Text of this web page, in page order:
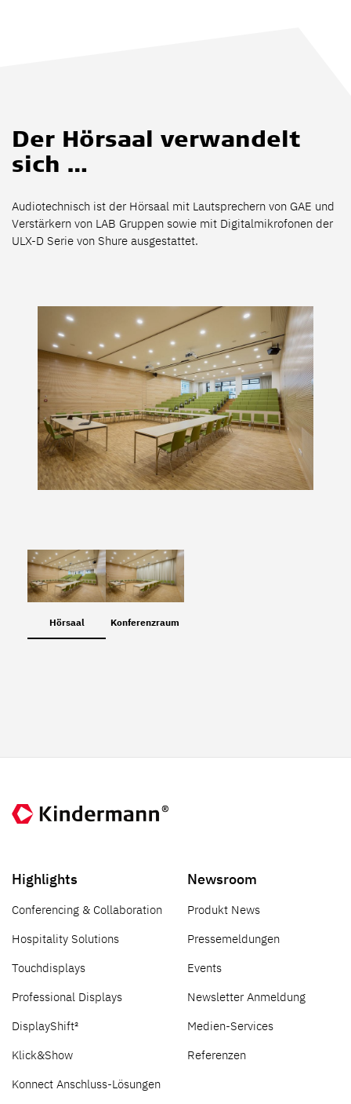
Der Hörsaal verwandelt
sich …
Audiotechnisch ist der Hörsaal mit Lautsprechern von GAE und
Verstärkern von LAB Gruppen sowie mit Digitalmikrofonen der
ULX-D Serie von Shure ausgestattet.
Hörsaal Konferenzraum
Highlights
Conferencing & Collaboration
Hospitality Solutions
Touchdisplays
Professional Displays
DisplayShift²
Klick&Show
Konnect Anschluss-Lösungen
Newsroom
Produkt News
Pressemeldungen
Events
Newsletter Anmeldung
Medien-Services
Referenzen